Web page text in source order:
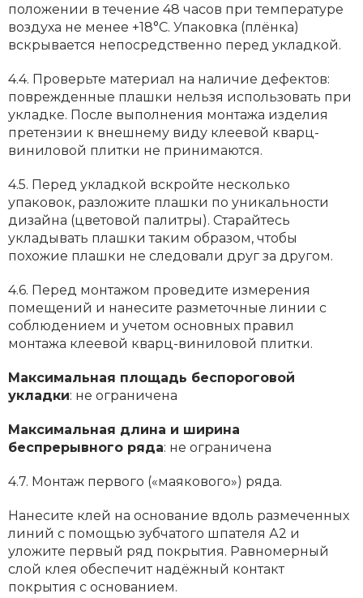
положении в течение 48 часов при температуре
воздуха не менее +18°С. Упаковка (плёнка)
вскрывается непосредственно перед укладкой.
4.4. Проверьте материал на наличие дефектов:
поврежденные плашки нельзя использовать при
укладке. После выполнения монтажа изделия
претензии к внешнему виду клеевой кварц-
виниловой плитки не принимаются.
4.5. Перед укладкой вскройте несколько
упаковок, разложите плашки по уникальности
дизайна (цветовой палитры). Старайтесь
укладывать плашки таким образом, чтобы
похожие плашки не следовали друг за другом.
4.6. Перед монтажом проведите измерения
помещений и нанесите разметочные линии с
соблюдением и учетом основных правил
монтажа клеевой кварц-виниловой плитки.
Максимальная площадь беспороговой
укладки: не ограничена
Максимальная длина и ширина
беспрерывного ряда: не ограничена
4.7. Монтаж первого («маякового») ряда.
Нанесите клей на основание вдоль размеченных
линий с помощью зубчатого шпателя А2 и
уложите первый ряд покрытия. Равномерный
слой клея обеспечит надёжный контакт
покрытия с основанием.